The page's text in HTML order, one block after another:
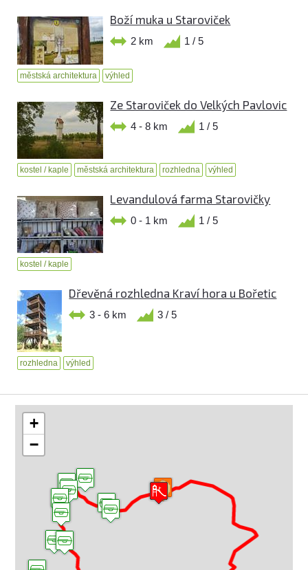
Boží muka u Staroviček
2 km 1 / 5
městská architektura výhled
Ze Staroviček do Velkých Pavlovic
4 - 8 km 1 / 5
kostel / kaple městská architektura rozhledna výhled
Levandulová farma Starovičky
0 - 1 km 1 / 5
kostel / kaple
Dřevěná rozhledna Kraví hora u Bořetic
3 - 6 km 3 / 5
rozhledna výhled
+
−